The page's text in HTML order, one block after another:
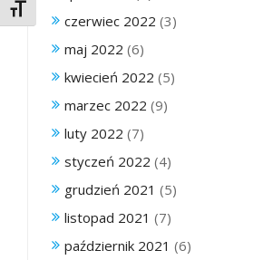
Toggle Font sizeczerwiec 2022 (3)
maj 2022 (6)
kwiecień 2022 (5)
marzec 2022 (9)
luty 2022 (7)
styczeń 2022 (4)
grudzień 2021 (5)
listopad 2021 (7)
październik 2021 (6)